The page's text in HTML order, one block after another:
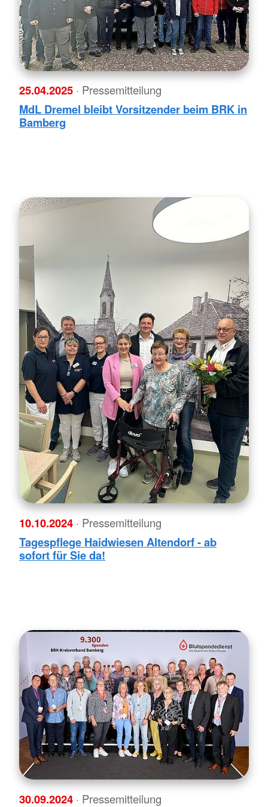
25.04.2025 · Pressemitteilung
MdL Dremel bleibt Vorsitzender beim BRK in
Bamberg
10.10.2024 · Pressemitteilung
Tagespflege Haidwiesen Altendorf - ab
sofort für Sie da!
30.09.2024 · Pressemitteilung